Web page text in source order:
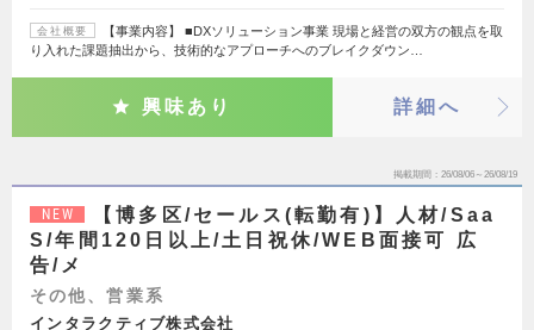
会社概要
【事業内容】 ■DXソリューション事業 現場と経営の双方の観点を取
り入れた課題抽出から、技術的なアプローチへのブレイクダウン…
興味あり 詳細へ
掲載期間 26/08/06～26/08/19
NEW
【博多区/セールス(転勤有)】人材/Saa
S/年間120日以上/土日祝休/WEB面接可 広
告/メ
その他、営業系
インタラクティブ株式会社